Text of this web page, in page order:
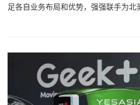
足各自业务布局和优势，强强联手为北
机器人解决方案以实现物流智能化转型
合作，这必将进…